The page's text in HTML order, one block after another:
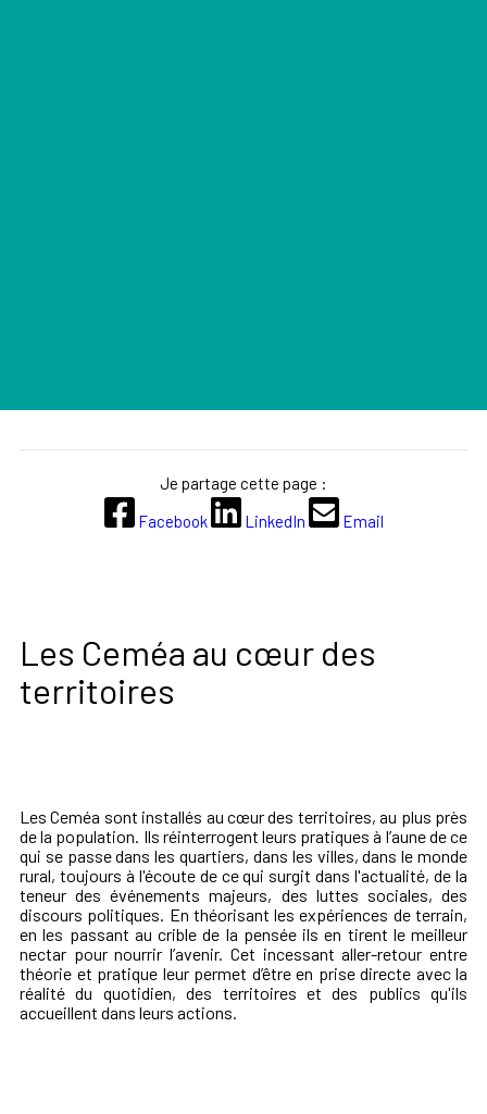
Les Ceméa au cœur des
territoires
Les Ceméa sont installés au cœur des territoires, au plus près
de la population. Ils réinterrogent leurs pratiques à l’aune de ce
qui se passe dans les quartiers, dans les villes, dans le monde
rural, toujours à l'écoute de ce qui surgit dans l'actualité, de la
teneur des événements majeurs, des luttes sociales, des
discours politiques. En théorisant les expériences de terrain,
en les passant au crible de la pensée ils en tirent le meilleur
nectar pour nourrir l’avenir. Cet incessant aller-retour entre
théorie et pratique leur permet d’être en prise directe avec la
réalité du quotidien, des territoires et des publics qu'ils
accueillent dans leurs actions.
Je partage cette page :
Facebook
LinkedIn Email